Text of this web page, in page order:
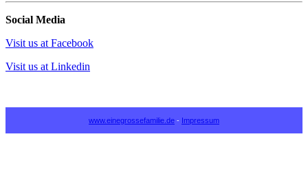
Social Media
Visit us at Facebook
Visit us at Linkedin
www.einegrossefamilie.de - Impressum